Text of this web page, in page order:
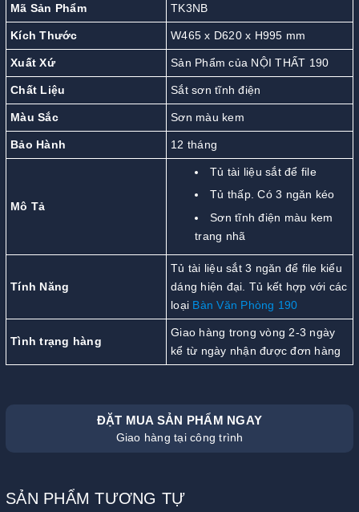
Mã Sản Phẩm TK3NB
Kích Thước W465 x D620 x H995 mm
Xuất Xứ Sản Phẩm của NỘI THẤT 190
Chất Liệu Sắt sơn tĩnh điện
Màu Sắc Sơn màu kem
Bảo Hành 12 tháng
Mô Tả
Tủ tài liệu sắt để file
Tủ thấp. Có 3 ngăn kéo
Sơn tĩnh điện màu kem
trang nhã
Tính Năng
Tủ tài liệu sắt 3 ngăn để file kiểu
dáng hiện đại. Tủ kết hợp với các
loại Bàn Văn Phòng 190
Tình trạng hàng
Giao hàng trong vòng 2-3 ngày
kể từ ngày nhận được đơn hàng
ĐẶT MUA SẢN PHẨM NGAY
Giao hàng tại công trình
SẢN PHẨM TƯƠNG TỰ